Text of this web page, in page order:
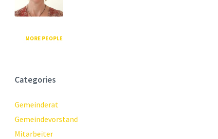
MORE PEOPLE
Categories
Gemeinderat
Gemeindevorstand
Mitarbeiter